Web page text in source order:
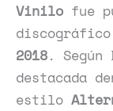
Vinilo fue
discográfico
2018. Según
destacada
estilo